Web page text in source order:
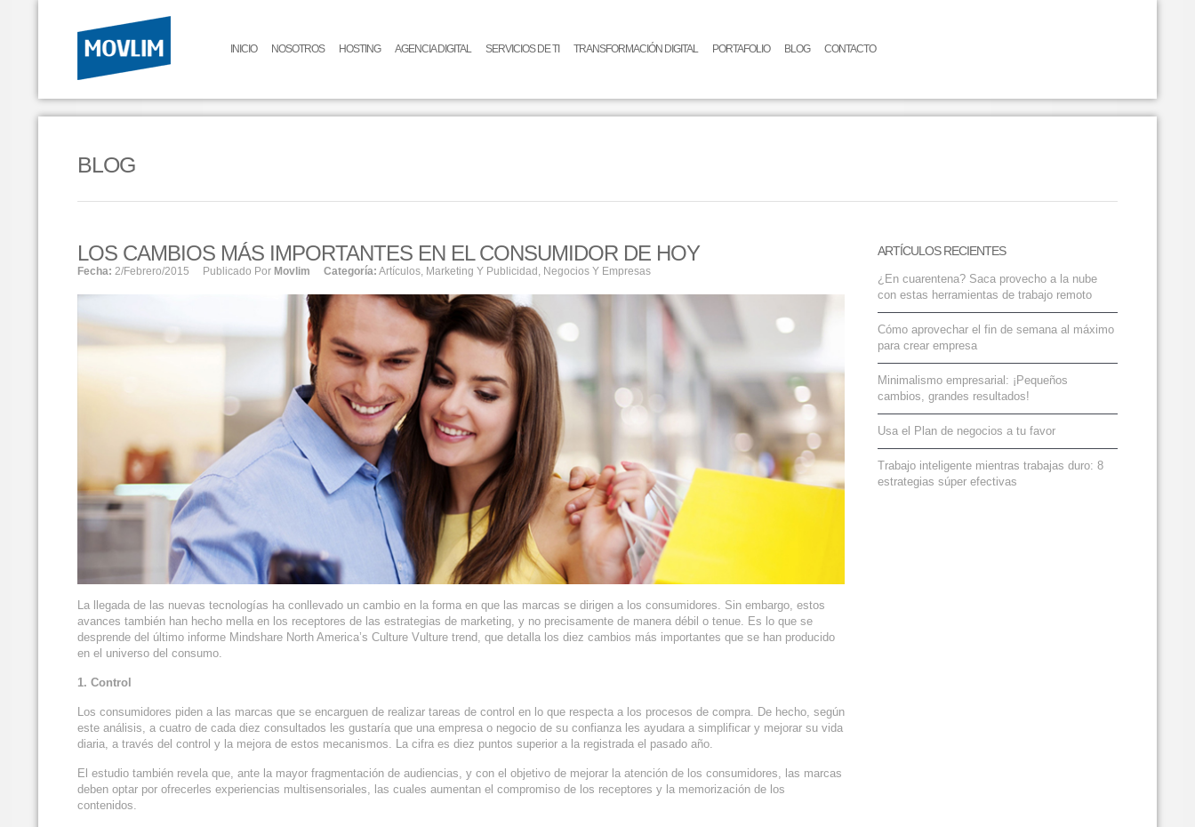
INICIO NOSOTROS HOSTING AGENCIA DIGITAL SERVICIOS DE TI TRANSFORMACIÓN DIGITAL PORTAFOLIO BLOG CONTACTO
BLOG
LOS CAMBIOS MÁS IMPORTANTES EN EL CONSUMIDOR DE HOY
Fecha: 2/febrero/2015 Publicado Por Movlim Categoría: Artículos, Marketing Y Publicidad , Negocios Y Empresas
La llegada de las nuevas tecnologías ha conllevado un cambio en la forma en que las marcas se dirigen a los consumidores. Sin embargo, estos
avances también han hecho mella en los receptores de las estrategias de marketing, y no precisamente de manera débil o tenue. Es lo que se
desprende del último informe Mindshare North America’s Culture Vulture trend, que detalla los diez cambios más importantes que se han producido
en el universo del consumo.
1. Control
Los consumidores piden a las marcas que se encarguen de realizar tareas de control en lo que respecta a los procesos de compra. De hecho, según
este análisis, a cuatro de cada diez consultados les gustaría que una empresa o negocio de su confianza les ayudara a simplificar y mejorar su vida
diaria, a través del control y la mejora de estos mecanismos. La cifra es diez puntos superior a la registrada el pasado año.
El estudio también revela que, ante la mayor fragmentación de audiencias, y con el objetivo de mejorar la atención de los consumidores, las marcas
deben optar por ofrecerles experiencias multisensoriales, las cuales aumentan el compromiso de los receptores y la memorización de los
contenidos.
ARTÍCULOS RECIENTES
¿En cuarentena? Saca provecho a la nube
con estas herramientas de trabajo remoto
Cómo aprovechar el fin de semana al máximo
para crear empresa
Minimalismo empresarial: ¡Pequeños
cambios, grandes resultados!
Usa el Plan de negocios a tu favor
Trabajo inteligente mientras trabajas duro: 8
estrategias súper efectivas